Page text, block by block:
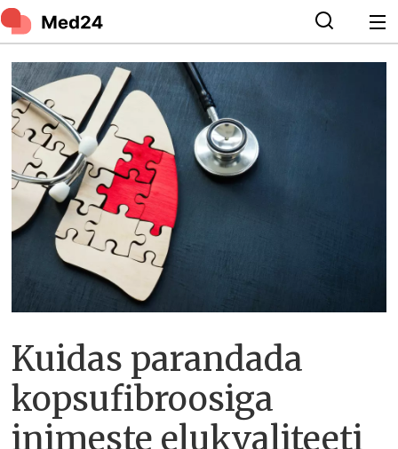
Kuidas parandada
kopsufibroosiga
inimeste elukvaliteeti